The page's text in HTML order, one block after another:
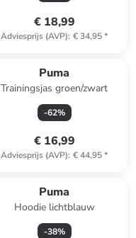
€ 18,99
Adviesprijs (AVP): € 34,95*
Puma
Trainingsjas groen/zwart
-62%
€ 16,99
Adviesprijs (AVP): € 44,95*
Puma
Hoodie lichtblauw
-38%